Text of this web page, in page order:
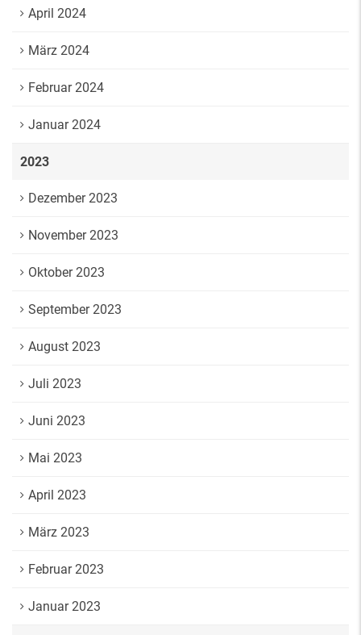
April 2024
März 2024
Februar 2024
Januar 2024
2023
Dezember 2023
November 2023
Oktober 2023
September 2023
August 2023
Juli 2023
Juni 2023
Mai 2023
April 2023
März 2023
Februar 2023
Januar 2023